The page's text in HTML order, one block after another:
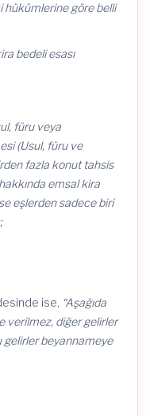
hükümlerine göre belli
bedeli esası
füru veya
(Usul, füru ve
fazla konut tahsis
emsal kira
eşlerden sadece biri
ise, “Aşağıda
verilmez, diğer gelirler
gelirler beyannameye